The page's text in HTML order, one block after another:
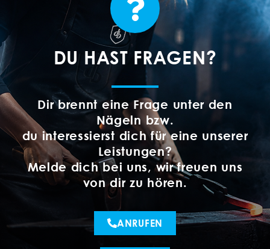
DU HAST FRAGEN?
Dir brennt eine Frage unter den
Nägeln bzw.
du interessierst dich für eine unserer
Leistungen?
Melde dich bei uns, wir freuen uns
von dir zu hören.
ANRUFEN